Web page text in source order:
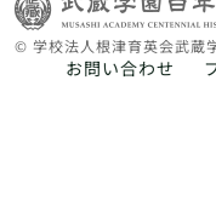
© 学校法人根津育英会武蔵
お問い合わせ